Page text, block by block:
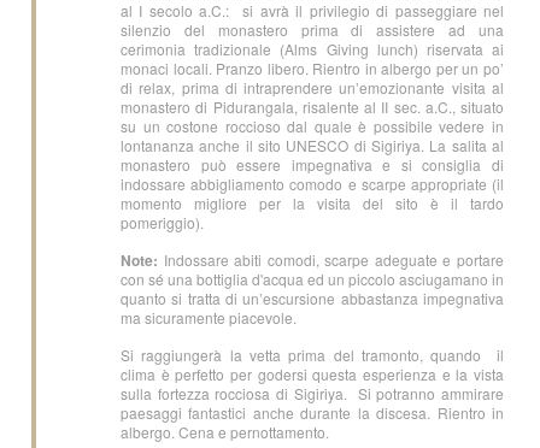
al I secolo a.C.: si avrà il privilegio di passeggiare nel
silenzio del monastero prima di assistere ad una
cerimonia tradizionale (Alms Giving lunch) riservata ai
monaci locali. Pranzo libero. Rientro in albergo per un po’
di relax, prima di intraprendere un’emozionante visita al
monastero di Pidurangala, risalente al II sec. a.C., situato
su un costone roccioso dal quale è possibile vedere in
lontananza anche il sito UNESCO di Sigiriya. La salita al
monastero può essere impegnativa e si consiglia di
indossare abbigliamento comodo e scarpe appropriate (il
momento migliore per la visita del sito è il tardo
pomeriggio).
Note: Indossare abiti comodi, scarpe adeguate e portare
con sé una bottiglia d'acqua ed un piccolo asciugamano in
quanto si tratta di un’escursione abbastanza impegnativa
ma sicuramente piacevole.
Si raggiungerà la vetta prima del tramonto, quando il
clima è perfetto per godersi questa esperienza e la vista
sulla fortezza rocciosa di Sigiriya. Si potranno ammirare
paesaggi fantastici anche durante la discesa. Rientro in
albergo. Cena e pernottamento.